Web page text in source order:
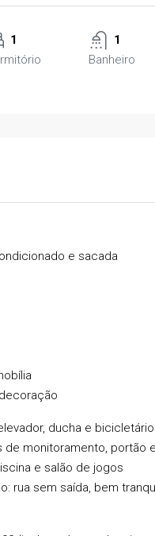
1
1
Banheiro
e sacada
ducha e bicicletário
de monitoramento, portão
e salão de jogos
rua sem saída, bem
R$480,00
⚡IMPERDÍVEL – APTO À